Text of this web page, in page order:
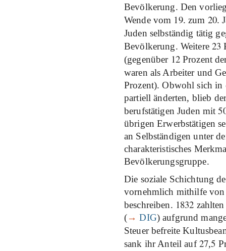
Bevölkerung. Den
Wende vom 19. zum 20.
Juden selbständig tätig
Bevölkerung. Weitere 23
(gegenüber 12Prozent
waren als Arbeiter und
Prozent). Obwohl sich in
partiell änderten, blieb
berufstätigen Juden mit
übrigen Erwerbstätigen
an Selbständigen unter
charakteristisches
Bevölkerungsgruppe.
Die soziale Schichtung
vornehmlich mithilfe von
beschreiben. 1832
(→ DIG) aufgrund
Steuer befreite
sank ihr Anteil auf27,5